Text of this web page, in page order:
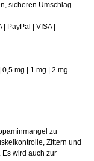
sicheren Umschlag
PayPal | VISA |
mg | 1 mg | 2 mg
zu
Zittern und
wird auch zur